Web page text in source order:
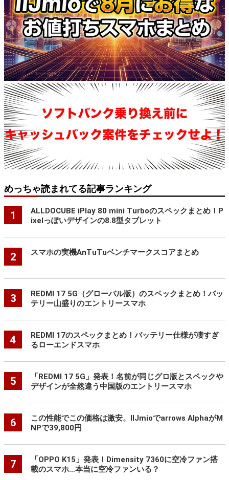
めっちゃ読まれてる記事ランキング
1
ALLDOCUBE iPlay 80 mini Turboのスペックまとめ！P
ixelっぽいデザインの8.8型タブレット
2 スマホの実機AnTuTuベンチマークスコアまとめ
3
REDMI 17 5G（グローバル版）のスペックまとめ！バッ
テリー山盛りのエントリースマホ
4
REDMI 17のスペックまとめ！バッテリー仕様が凄すぎ
るローエンドスマホ
5
「REDMI 17 5G」発表！名前が同じグロ版とスペックや
デザインが全然違う中国版のエントリースマホ
6
この性能でこの価格は激安。IIJmioでarrows AlphaがM
NPで39,800円
7
「OPPO K15」発表！Dimensity 7360に空冷ファン搭
載のスマホ…本当に空冷ファンいる？